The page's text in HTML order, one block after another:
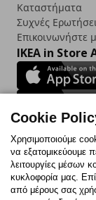
Καταστήματα
Συχνές
Επικοινωνήστε
IKEA in Store
Follow us:
Facebook
Cookie
Χρησιμοποιούμε
να εξατομικεύουμε
λειτουργίες μέσων
κυκλοφορία μας.
από μέρους σας